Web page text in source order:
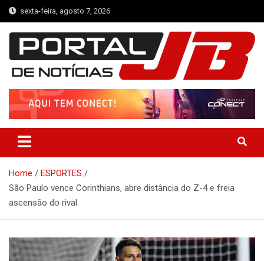
Skip
to
content
sexta-feira, agosto 7, 2026
Portal de Notícias JB
Notícias de Simplício Mendes e Região
Home
ESPORTES
São Paulo vence Corinthians, abre distância do Z-4 e freia
ascensão do rival